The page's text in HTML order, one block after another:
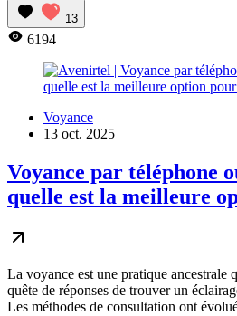
13
6194
Voyance
13 oct. 2025
Voyance par téléphone
quelle est la meilleure
La voyance est une pratique ancestrale
quête de réponses de trouver un
Les méthodes de consultation ont